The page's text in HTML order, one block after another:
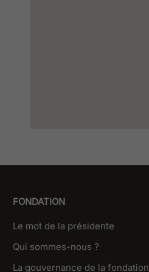
FONDATION
Le mot de la présidente
Qui sommes-nous ?
La gouvernance de la fondation